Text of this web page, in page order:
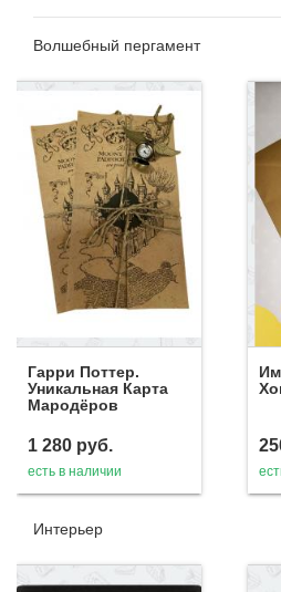
Волшебный пергамент
Гарри Поттер.
Уникальная Карта
Мародёров
1 280 руб.
есть в наличии
Интерьер